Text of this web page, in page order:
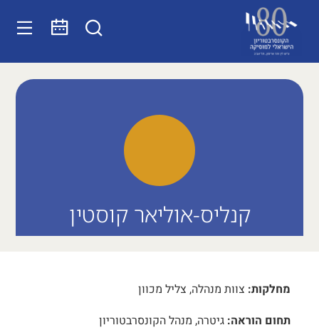
קנליס-אוליאר קוסטין
מחלקות: צוות מנהלה, צליל מכוון
תחום הוראה: גיטרה, מנהל הקונסרבטוריון